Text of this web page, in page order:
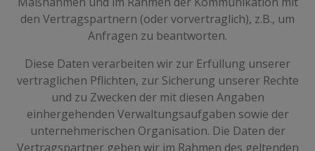
den Vertragspartnern (oder vorvertraglich), z.B., um
Anfragen zu beantworten.
Diese Daten verarbeiten wir zur Erfüllung unserer
vertraglichen Pflichten, zur Sicherung unserer Rechte
und zu Zwecken der mit diesen Angaben
einhergehenden Verwaltungsaufgaben sowie der
unternehmerischen Organisation. Die Daten der
Vertragspartner geben wir im Rahmen des geltenden